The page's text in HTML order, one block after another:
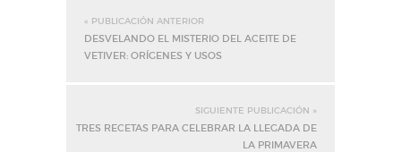
« PUBLICACIÓN ANTERIOR
DESVELANDO EL MISTERIO DEL ACEITE DE
VETIVER: ORÍGENES Y USOS
SIGUIENTE PUBLICACIÓN »
TRES RECETAS PARA CELEBRAR LA LLEGADA DE
LA PRIMAVERA